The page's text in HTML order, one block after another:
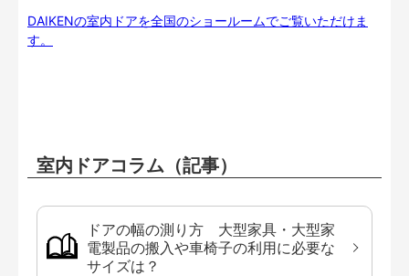
DAIKENの室内ドアを全国のショールームでご覧いただけま
す。
室内ドアコラム（記事）
ドアの幅の測り方 大型家具・大型家
電製品の搬入や車椅子の利用に必要な
サイズは？